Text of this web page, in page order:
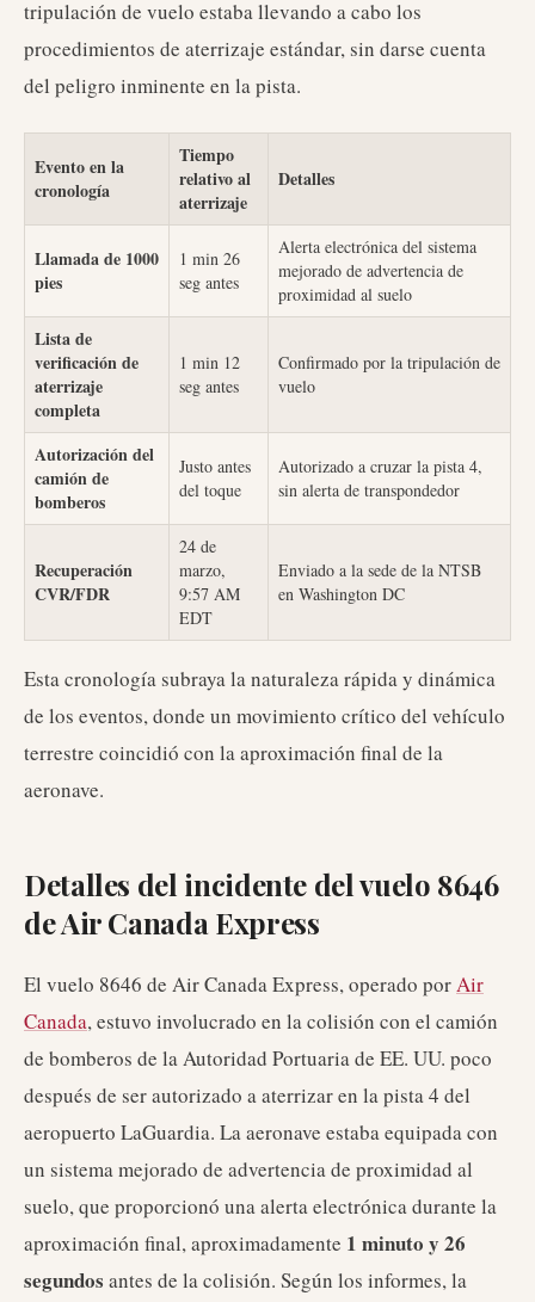
tripulación de vuelo estaba llevando a cabo los
procedimientos de aterrizaje estándar, sin darse cuenta
del peligro inminente en la pista.
Evento en la
cronología
Tiempo
relativo al
aterrizaje
Detalles
Llamada de 1000
pies
1 min 26
seg antes
Alerta electrónica del sistema
mejorado de advertencia de
proximidad al suelo
Lista de
verificación de
aterrizaje
completa
1 min 12
seg antes
Confirmado por la tripulación de
vuelo
Autorización del
camión de
bomberos
Justo antes
del toque
Autorizado a cruzar la pista 4,
sin alerta de transpondedor
Recuperación
CVR/FDR
24 de
marzo,
9:57 AM
EDT
Enviado a la sede de la NTSB
en Washington DC
Esta cronología subraya la naturaleza rápida y dinámica
de los eventos, donde un movimiento crítico del vehículo
terrestre coincidió con la aproximación final de la
aeronave.
Detalles del incidente del vuelo 8646
de Air Canada Express
El vuelo 8646 de Air Canada Express, operado porAir
Canada, estuvo involucrado en la colisión con el camión
de bomberos de la Autoridad Portuaria de EE. UU. poco
después de ser autorizado a aterrizar en la pista 4 del
aeropuerto LaGuardia. La aeronave estaba equipada con
un sistema mejorado de advertencia de proximidad al
suelo, que proporcionó una alerta electrónica durante la
aproximación final, aproximadamente 1 minuto y 26
segundos antes de la colisión. Según los informes, la